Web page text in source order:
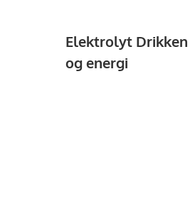
Elektrolyt
og energi